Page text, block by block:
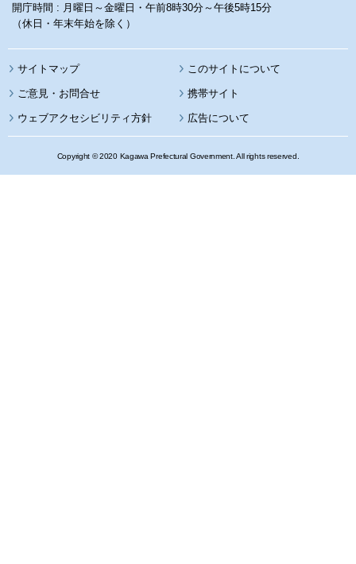
開庁時間 : 月曜日～金曜日・午前8時30分～午後5時15分
（休日・年末年始を除く）
サイトマップ このサイトについて
携帯サイト
ウェブアクセシビリティ方針 広告について
Copyright © 2020 Kagawa Prefectural Government. All rights reserved.